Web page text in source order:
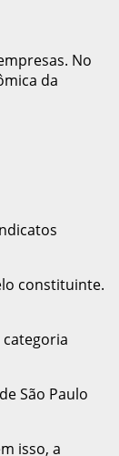
No
da
constituinte.
São Paulo
isso, a